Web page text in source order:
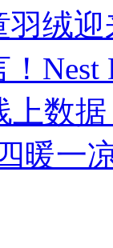
绒
Nest
上数
暖一